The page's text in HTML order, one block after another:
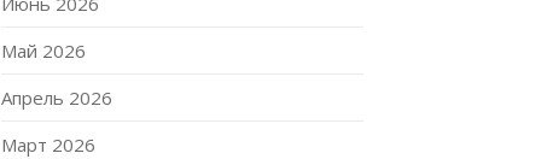
Май 2026
Апрель 2026
Март 2026